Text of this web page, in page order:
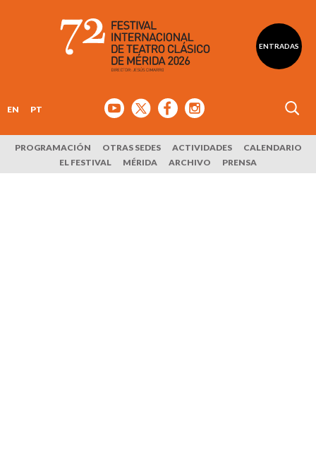
ENTRADAS
EN PT
PROGRAMACIÓN OTRAS SEDES ACTIVIDADES
CALENDARIO
EL FESTIVAL
MÉRIDA ARCHIVO PRENSA